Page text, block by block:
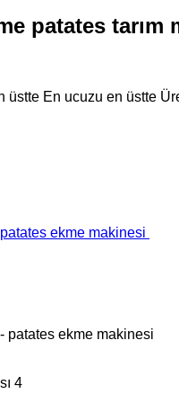
patates tarım
üstte En ucuzu en üstte
patates ekme makinesi
4